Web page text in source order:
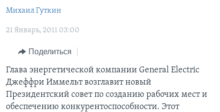
навигации
Перейти
поиск
НОВОСТИ ЗА МИНУТУ
ИТОГИ
ПОЧЕМУ ЭТО ВАЖНО?
ДИСКУССИЯ VOA
ДЕТАЛИ
НЬЮ-ЙОРК NEW YORK
УЧИМ АНГЛИЙСКИЙ
НАША АМЕРИКАНСКАЯ ИСТОРИЯ
А КАК В АМЕРИКЕ?
АРТЕФАКТЫ
АМЕРИКАНСКИЕ ГОРОДКИ
ТЕСТЫ
ЭКСПЕРТИЗА
ИНТЕРВЬЮ
ФАКТЫ ПРОТИВ ФЕЙКОВ
ЗА СВОБОДУ ПРЕССЫ
УЧИМ АНГЛИЙСКИЙ
ВИДЕО
Михаил Гуткин
21 Январь, 2011 03:00
Поделиться
Глава энергетической компании General Electric
Джеффри Иммельт возглавит новый
Президентский совет по созданию рабочих мест и
обеспечению конкурентоспособности. Этот